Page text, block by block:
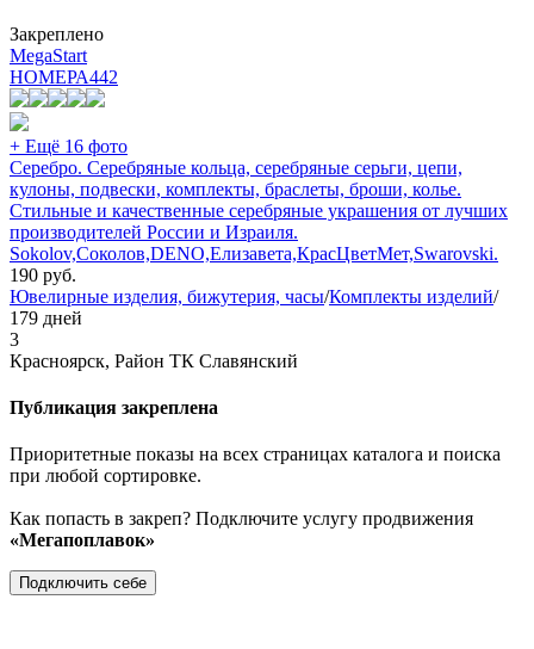
Закреплено
MegaStart
НОМЕРА442
+ Ещё 16 фото
Серебро. Серебряные кольца, серебряные серьги, цепи,
кулоны, подвески, комплекты, браслеты, броши, колье.
Стильные и качественные серебряные украшения от лучших
производителей России и Израиля.
Sokolov,Соколов,DENO,Елизавета,КрасЦветМет,Swarovski.
190 руб.
Ювелирные изделия, бижутерия, часы/Комплекты изделий/
179 дней
3
Красноярск, Район ТК Славянский
Публикация закреплена
Приоритетные показы на всех страницах каталога и поиска
при любой сортировке.
Как попасть в закреп? Подключите услугу продвижения
«Мегапоплавок»
Подключить себе